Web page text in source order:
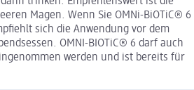
Magen. Wenn Sie OMNi-BiOTiC® 6
sich die Anwendung vor dem
OMNI-BIOTiC® 6 darf auch
werden und ist bereits für